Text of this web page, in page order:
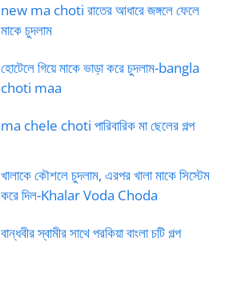
new ma choti রাতের আধারে জঙ্গলে ফেলে
মাকে চুদলাম
হোটেলে গিয়ে মাকে ভাড়া করে চুদলাম-bangla
choti maa
ma chele choti পারিবারিক মা ছেলের গল্প
খালাকে কৌশলে চুদলাম, এরপর খালা মাকে সিস্টেম
করে দিল-Khalar Voda Choda
বান্ধবীর স্বামীর সাথে পরকিয়া বাংলা চটি গল্প